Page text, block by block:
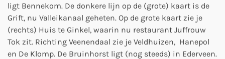
ligt Bennekom. De donkere lijn op de (grote) kaart is de
Grift, nu Valleikanaal geheten. Op de grote kaart zie je
(rechts) Huis te Ginkel, waarin nu restaurant Juffrouw
Tok zit. Richting Veenendaal zie je Veldhuizen, Hanepol
en De Klomp. De Bruinhorst ligt (nog steeds) in Ederveen.